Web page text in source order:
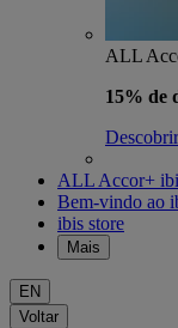
ALL
15% de
Descobrir
ALL Accor+
Bem-vindo ao
ibis store
Mais
EN
Voltar